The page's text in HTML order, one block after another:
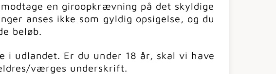
en giroopkrævning på det skyldige
anses ikke som gyldig opsigelse, og du
beløb.
i udlandet. Er du under 18 år, skal vi have
værges underskrift.